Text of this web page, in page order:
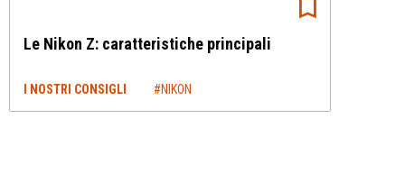
Le Nikon Z: caratteristiche principali
I NOSTRI CONSIGLI #NIKON